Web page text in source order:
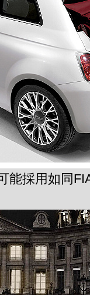
能採用如同